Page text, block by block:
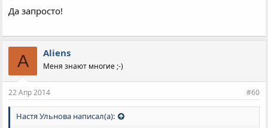
Да запросто!
A Aliens
Меня знают многие ;-)
22 Апр 2014 #60
Настя Ульнова написал(а):